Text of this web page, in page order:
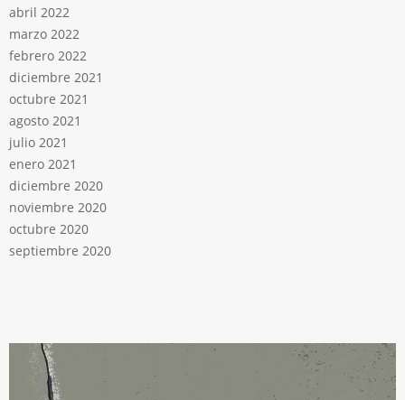
abril 2022
marzo 2022
febrero 2022
diciembre 2021
octubre 2021
agosto 2021
julio 2021
enero 2021
diciembre 2020
noviembre 2020
octubre 2020
septiembre 2020